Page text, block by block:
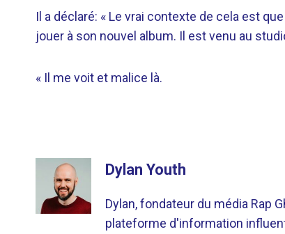
Il a déclaré: « Le vrai contexte de cela est
jouer à son nouvel album. Il est venu au
« Il me voit et malice là.
Dylan Youth
Dylan, fondateur du média Rap
plateforme d'information